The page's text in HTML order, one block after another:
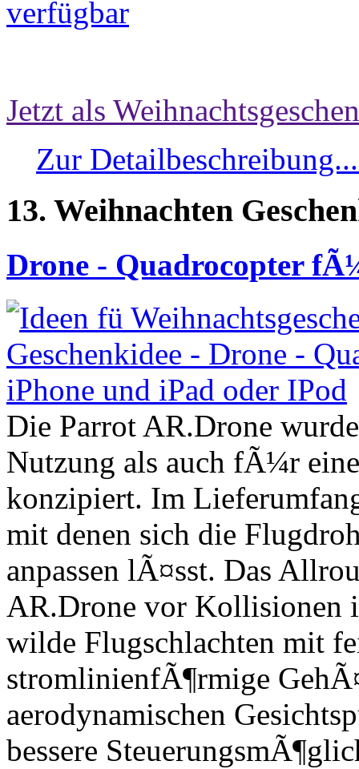
Jetzt als
Zur
13. Weihnachten
Drone - Quadrocopter
Die Parrot AR.Drone
Nutzung als auch fÃ¼r
konzipiert. Im
mit denen sich die
anpassen lÃ¤sst. Das
AR.Drone vor Kollisionen
wilde Flugschlachten mit
stromlinienfÃ¶rmige
aerodynamischen
bessere